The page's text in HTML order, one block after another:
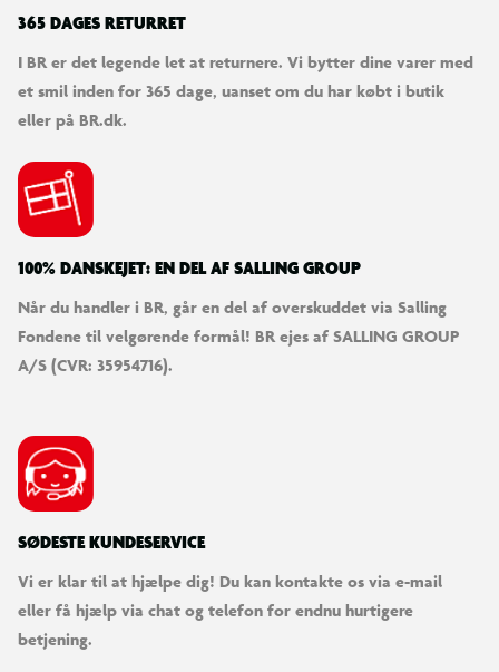
365 DAGES RETURRET
I BR er det legende let at returnere. Vi bytter dine varer med
et smil inden for 365 dage, uanset om du har købt i butik
eller på BR.dk.
100% DANSKEJET: EN DEL AF SALLING GROUP
Når du handler i BR, går en del af overskuddet via Salling
Fondene til velgørende formål! BR ejes af SALLING GROUP
A/S (CVR: 35954716).
SØDESTE KUNDESERVICE
Vi er klar til at hjælpe dig! Du kan kontakte os via e-mail
eller få hjælp via chat og telefon for endnu hurtigere
betjening.